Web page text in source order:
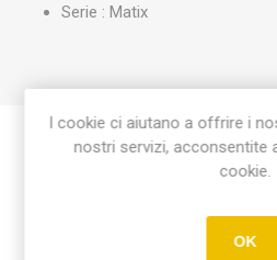
Serie : Matix
Etichetta del
placca matix 2
I cookie ci aiutano a offrire i
nostri servizi, acconsentite
cookie.
OK